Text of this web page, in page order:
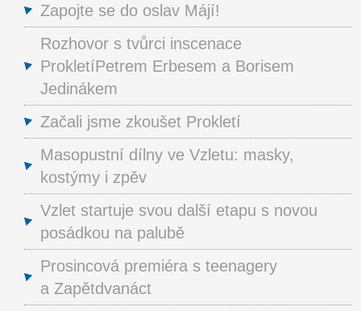
Zapojte se do oslav Májí!
Rozhovor s tvůrci inscenace
ProkletíPetrem Erbesem a Borisem
Jedinákem
Začali jsme zkoušet Prokletí
Masopustní dílny ve Vzletu: masky,
kostýmy i zpěv
Vzlet startuje svou další etapu s novou
posádkou na palubě
Prosincová premiéra s teenagery
a Zapětdvanáct